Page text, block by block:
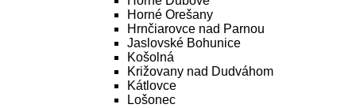
Horné Orešany
Hrnčiarovce nad Parnou
Jaslovské Bohunice
Košolná
Križovany nad Dudváhom
Kátlovce
Lošonec